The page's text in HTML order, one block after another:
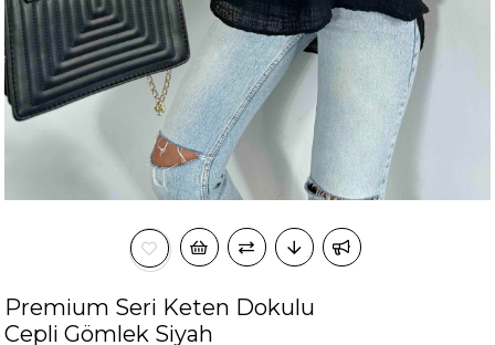
Premium Seri Keten Dokulu
Cepli Gömlek Siyah